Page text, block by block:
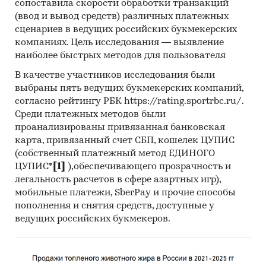
- Резервуары из черных металлов для газов
(кроме сжатого и сжиженого) вместимостью
более 300 л
- Резервуары из черных металлов для любых
- Прочие резервуары из черных металлов для
любых веществ вместимостью более 100 000 л
- Прочие резервуары из черных металлов для
любых веществ вместимостью не более 100
000 л
- Резервуары из черных металлов для твердых
веществ
- Цистерны, бочки, барабаны, канистры, ящики
и аналогичные емкости из черных металлов
для любых веществ (кроме сжатого и
сжиженного) вместимостью 50 л или более
- Банки, используемые для консервирования
пищевых продуктов, вместимостью не более 1 л
сопоставила скорости обработки транзакций
(ввод и вывод средств) различных платежных
сценариев в ведущих российских букмекерских
компаниях. Цель исследования — выявление
наиболее быстрых методов для пользователя
В качестве участников исследования были
выбраны пять ведущих букмекерских компаний,
согласно рейтингу РБК https://rating.sportrbc.ru/.
Среди платежных методов были
проанализированы привязанная банковская
карта, привязанный счет СБП, кошелек ЦУПИС
(собственный платежный метод ЕДИНОГО
ЦУПИС* [1]
),обеспечивающего прозрачность и
легальность расчетов в сфере азартных игр),
мобильные платежи, SberPay и прочие способы
пополнения и снятия средств, доступные у
ведущих российских букмекеров.